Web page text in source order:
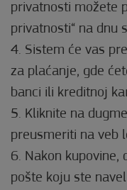
privatnosti možete
privatnosti“ na dnu
4. Sistem će vas
za plaćanje, gde
banci ili kreditnoj
5. Kliknite na
preusmeriti na veb
6. Nakon kupovine,
pošte koju ste